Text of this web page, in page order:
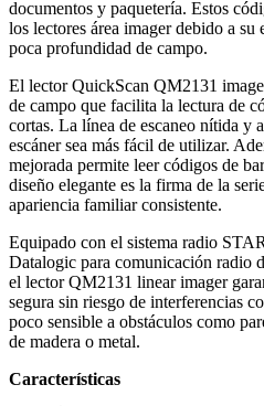
documentos y paquetería. Estos
los lectores área imager debido a
poca profundidad de campo.
El lector QuickScan QM2131
de campo que facilita la lectura de
cortas. La línea de escaneo nítida y
escáner sea más fácil de utilizar.
mejorada permite leer códigos de
diseño elegante es la firma de la
apariencia familiar consistente.
Equipado con el sistema radio
Datalogic para comunicación radio
el lector QM2131 linear imager
segura sin riesgo de interferencias
poco sensible a obstáculos como
de madera o metal.
Características